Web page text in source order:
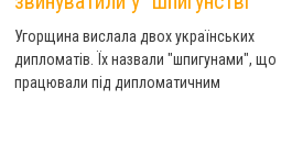
Угорщина вислала двох українських
дипломатів. Їх назвали "шпигунами", що
працювали під дипломатичним